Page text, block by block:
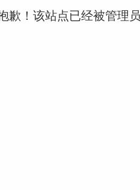
歉！该站点已经被管理